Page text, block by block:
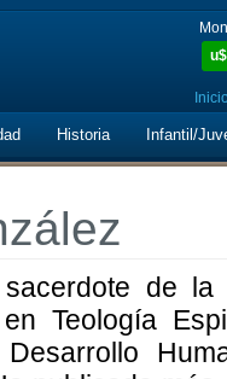
u$
Historia Infantil/
sacerdote de
Teología